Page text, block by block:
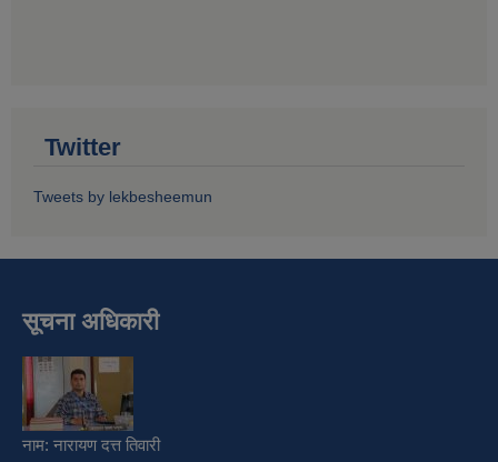
Twitter
Tweets by lekbesheemun
सूचना अधिकारी
नाम: नारायण दत्त तिवारी